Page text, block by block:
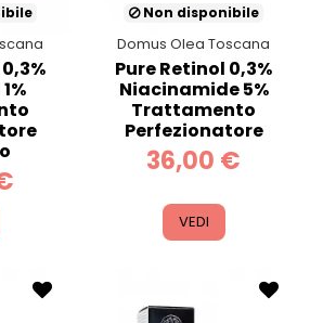
Non disponibile
Domus Olea Toscana
Pure Retinol 0,3%
Niacinamide 5%
Trattamento
Perfezionatore
36,00 €
VEDI